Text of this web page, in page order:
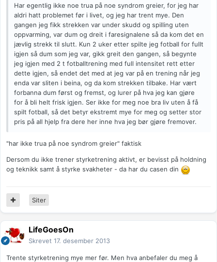
Har egentlig ikke noe trua på noe syndrom greier, for jeg har
aldri hatt problemet før i livet, og jeg har trent mye. Den
gangen jeg fikk strekken var under skudd og spilling uten
oppvarming, var dum og dreit i faresignalene så da kom det en
jævlig strekk til slutt. Kun 2 uker etter spilte jeg fotball for fullt
igjen så dum som jeg var, gikk greit den gangen, så begynte
jeg igjen med 2 t fotballtrening med full intensitet rett etter
dette igjen, så endet det med at jeg var på en trening når jeg
enda var sliten i beina, og da kom strekken tilbake. Har vært
forbanna dum først og fremst, og lurer på hva jeg kan gjøre
for å bli helt frisk igjen. Ser ikke for meg noe bra liv uten å få
spilt fotball, så det betyr ekstremt mye for meg og setter stor
pris på all hjelp fra dere her inne hva jeg bør gjøre fremover.
"har ikke trua på noe syndrom greier" faktisk
Dersom du ikke trener styrketrening aktivt, er bevisst på holdning
og teknikk samt å styrke svakheter - da har du casen din
Siter
LifeGoesOn
Skrevet 17. desember 2013
Trente styrketrening mye mer før. Men hva anbefaler du meg å